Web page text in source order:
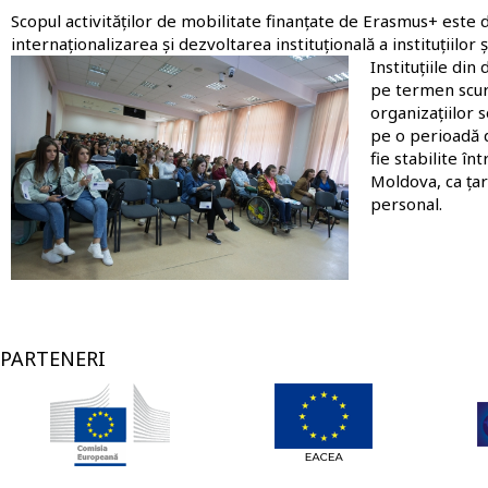
Scopul activităților de mobilitate finanțate de Erasmus+
internaționalizarea și dezvoltarea instituțională a
Imagine
Instituțiile din
pe termen
organizațiilor
pe o perioadă
fie stabilite
Moldova, ca
personal.
PARTENERI